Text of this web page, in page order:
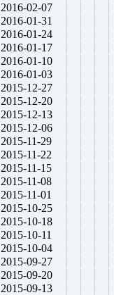
2016-02-07
2016-01-31
2016-01-24
2016-01-17
2016-01-10
2016-01-03
2015-12-27
2015-12-20
2015-12-13
2015-12-06
2015-11-29
2015-11-22
2015-11-15
2015-11-08
2015-11-01
2015-10-25
2015-10-18
2015-10-11
2015-10-04
2015-09-27
2015-09-20
2015-09-13